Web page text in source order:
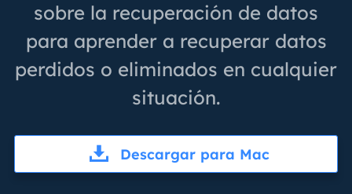
sobre la recuperación de datos
para aprender a recuperar datos
perdidos o eliminados en cualquier
situación.
Descargar para Mac